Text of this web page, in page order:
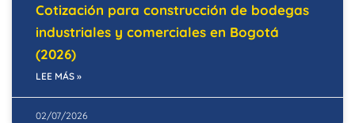
Cotización para construcción de bodegas
industriales y comerciales en Bogotá
(2026)
LEE MÁS »
02/07/2026